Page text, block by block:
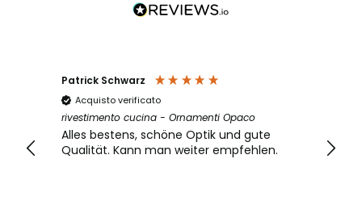
- Ornamenti Opaco
schöne Optik und gute
man weiter empfehlen.
Anna Huber
rivestimento cucina - Ornamenti
Schöne Verbesserung der
Lieferung hätte etwas